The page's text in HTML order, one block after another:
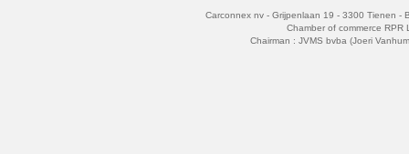
Carconnex nv - Grijpenlaan 19 - 3300 Tienen -
Chamber of commerce RPR
Chairman : JVMS bvba (Joeri